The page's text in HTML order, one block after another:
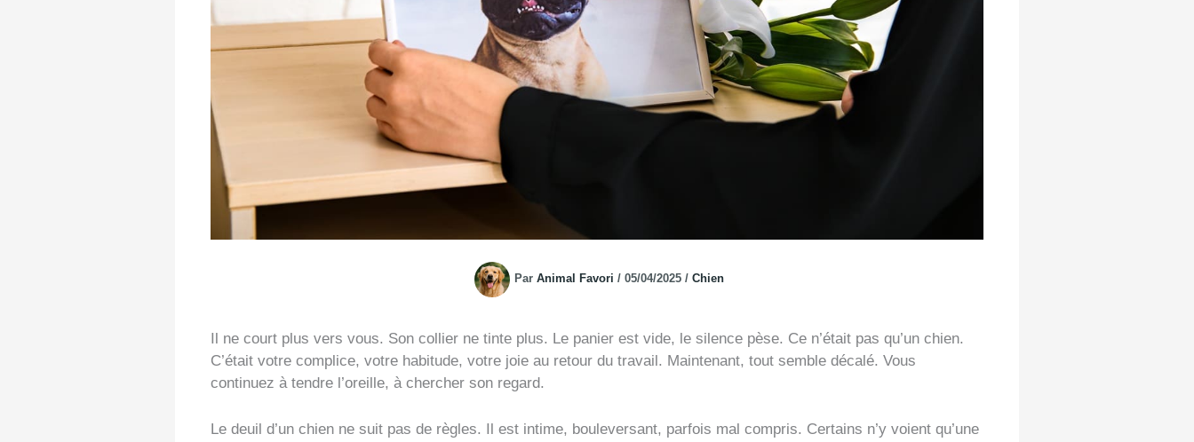
Par Animal Favori / 05/04/2025 / Chien
Il ne court plus vers vous. Son collier ne tinte plus. Le panier est vide, le silence pèse. Ce n’était pas qu’un chien.
C’était votre complice, votre habitude, votre joie au retour du travail. Maintenant, tout semble décalé. Vous
continuez à tendre l’oreille, à chercher son regard.
Le deuil d’un chien ne suit pas de règles. Il est intime, bouleversant, parfois mal compris. Certains n’y voient qu’une